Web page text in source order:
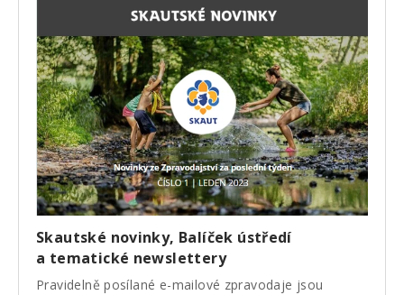
Skautské novinky, Balíček ústředí
a tematické newslettery
Pravidelně posílané e-mailové zpravodaje jsou